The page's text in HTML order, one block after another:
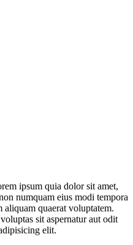
ipsum quia dolor sit amet,
numquam eius modi tempora
quaerat voluptatem.
sit aspernatur aut odit
elit.